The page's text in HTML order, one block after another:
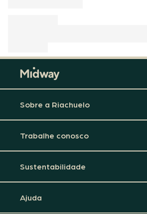
Sobre a Riachuelo
Trabalhe conosco
Sustentabilidade
Ajuda